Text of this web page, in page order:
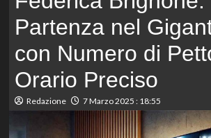
Partenza nel
con Numero di
Orario Preciso
Redazione 7 Marzo 2025 : 18:55